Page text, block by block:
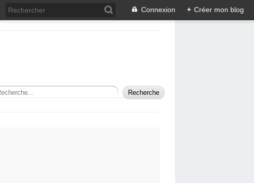
Connexion + Créer mon blog